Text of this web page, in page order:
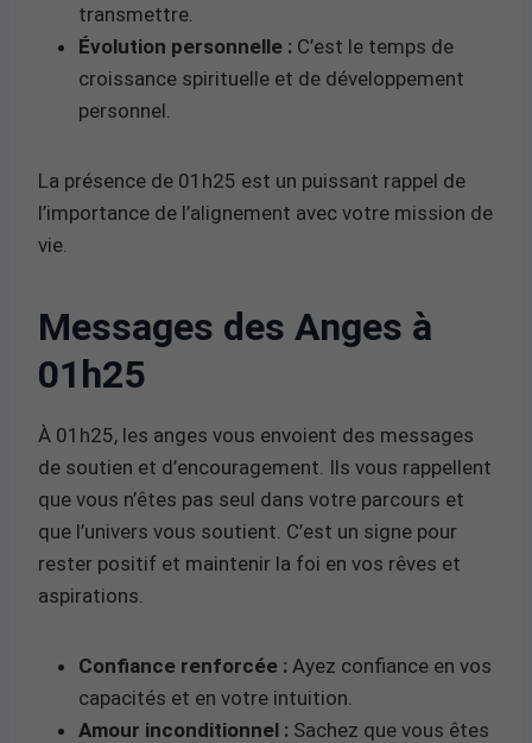
transmettre.
Évolution personnelle : C’est le temps de
croissance spirituelle et de développement
personnel.
La présence de 01h25 est un puissant rappel de
l’importance de l’alignement avec votre mission de
vie.
Messages des Anges à
01h25
À 01h25, les anges vous envoient des messages
de soutien et d’encouragement. Ils vous rappellent
que vous n’êtes pas seul dans votre parcours et
que l’univers vous soutient. C’est un signe pour
rester positif et maintenir la foi en vos rêves et
aspirations.
Confiance renforcée : Ayez confiance en vos
capacités et en votre intuition.
Amour inconditionnel : Sachez que vous êtes